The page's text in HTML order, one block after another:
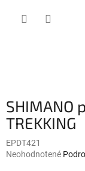
SHIMANO
TREKKING
EPDT421
Priemerné
Neohodnotené